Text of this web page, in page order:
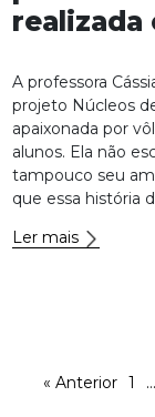
realizada
A professora
projeto Núcleos
apaixonada por
alunos. Ela não
tampouco seu
que essa história
Ler mais
« Anterior 1 …